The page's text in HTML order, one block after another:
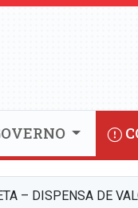
– DISPENSA DE